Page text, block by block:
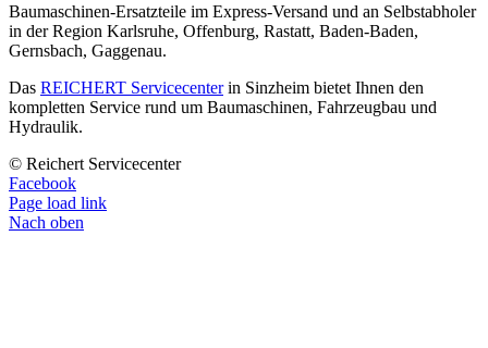
Baumaschinen-Ersatzteile im Express-Versand und an Selbstabholer
in der Region Karlsruhe, Offenburg, Rastatt, Baden-Baden,
Gernsbach, Gaggenau.
Das REICHERT Servicecenterin Sinzheim bietet Ihnen den
kompletten Service rund um Baumaschinen, Fahrzeugbau und
Hydraulik.
© Reichert Servicecenter
Facebook
Page load link
Nach oben